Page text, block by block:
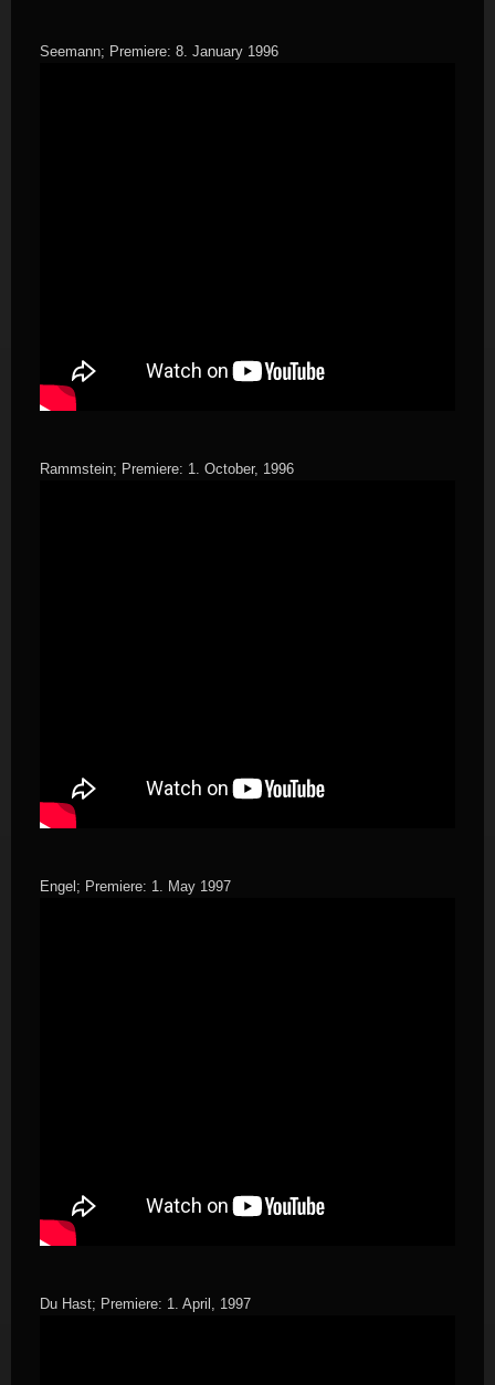
Seemann; Premiere: 8. January 1996
Rammstein; Premiere: 1. October, 1996
Engel; Premiere: 1. May 1997
Du Hast; Premiere: 1. April, 1997